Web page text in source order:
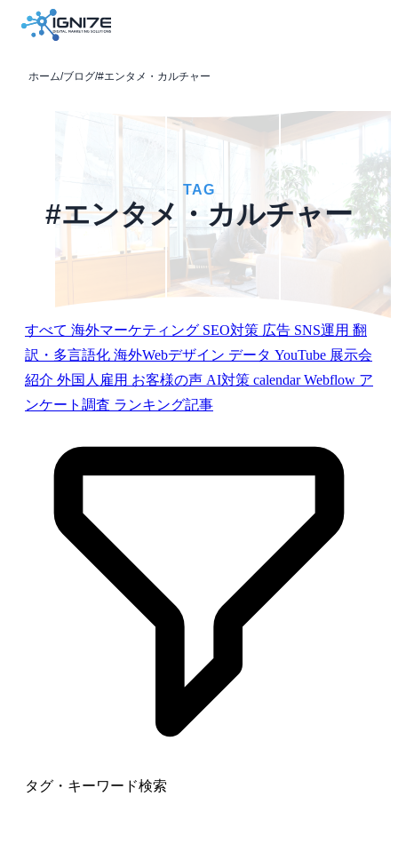
ホーム/ブログ/#エンタメ・カルチャー
TAG
#エンタメ・カルチャー
すべて 海外マーケティング SEO対策 広告 SNS運用 翻
訳・多言語化 海外Webデザイン データ YouTube 展示会
紹介 外国人雇用 お客様の声 AI対策 calendarWebflow ア
ンケート調査 ランキング記事
タグ・キーワード検索